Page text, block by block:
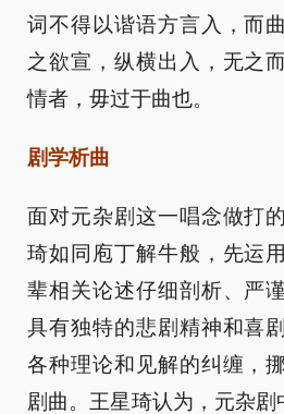
词不得以谐语方言入，而
之欲宣，纵横出入，无之
情者，毋过于曲也。
剧学析曲
面对元杂剧这一唱念做打
琦如同庖丁解牛般，先运
辈相关论述仔细剖析、严
具有独特的悲剧精神和喜
各种理论和见解的纠缠，
剧曲。王星琦认为，元杂